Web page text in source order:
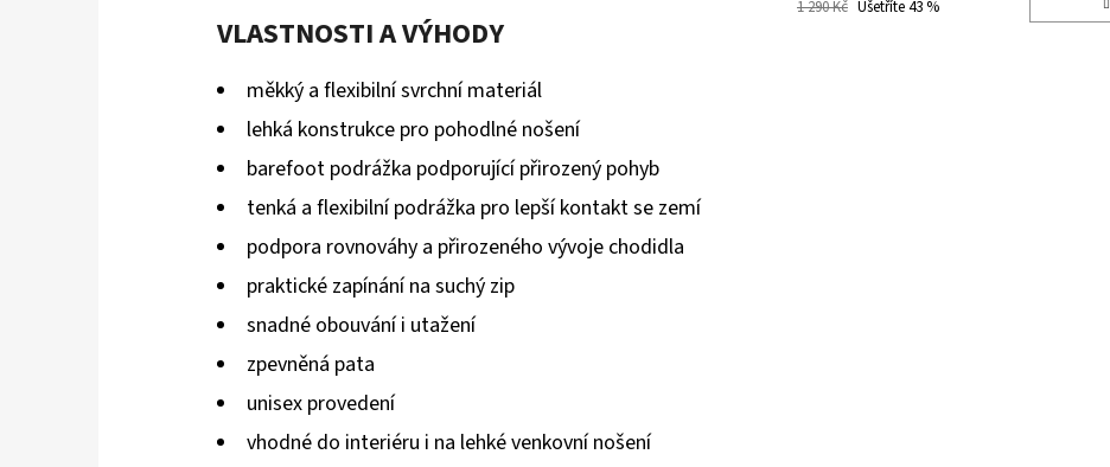
VLASTNOSTI A VÝHODY
měkký a flexibilní svrchní materiál
lehká konstrukce pro pohodlné nošení
barefoot podrážka podporující přirozený pohyb
tenká a flexibilní podrážka pro lepší kontakt se zemí
podpora rovnováhy a přirozeného vývoje chodidla
praktické zapínání na suchý zip
snadné obouvání i utažení
zpevněná pata
unisex provedení
vhodné do interiéru i na lehké venkovní nošení
1 290 Kč Ušetříte 43 %